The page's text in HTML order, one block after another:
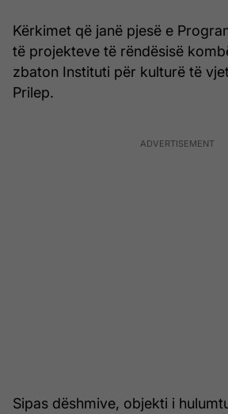
Kërkimet që janë pjesë e
të projekteve të rëndësisë
zbaton Instituti për kulturë të
Prilep.
Sipas dëshmive, objekti i